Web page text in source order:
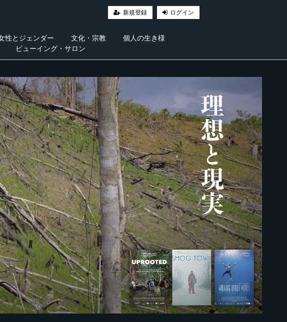
新規登録 ログイン
性とジェンダー 文化・宗教
個人の生き様
ビューイング・サロン